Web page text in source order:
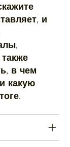
и
в чем
какую